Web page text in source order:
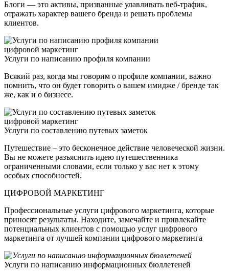
Блоги — это активы, призванные улавливать веб-трафик,
отражать характер вашего бренда и решать проблемы
клиентов.
цифровой маркетинг
Услуги по написанию профиля компании
Всякий раз, когда мы говорим о профиле компании, важно
помнить, что он будет говорить о вашем имидже / бренде так
же, как и о бизнесе.
цифровой маркетинг
Услуги по составлению путевых заметок
Путешествие – это бесконечное действие человеческой жизни.
Вы не можете разъяснить идею путешественника
ограниченными словами, если только у вас нет к этому
особых способностей.
ЦИФРОВОЙ МАРКЕТИНГ
Профессиональные услуги цифрового маркетинга, которые
приносят результаты. Находите, замечайте и привлекайте
потенциальных клиентов с помощью услуг цифрового
маркетинга от лучшей компании цифрового маркетинга
Услуги по написанию информационных бюллетеней